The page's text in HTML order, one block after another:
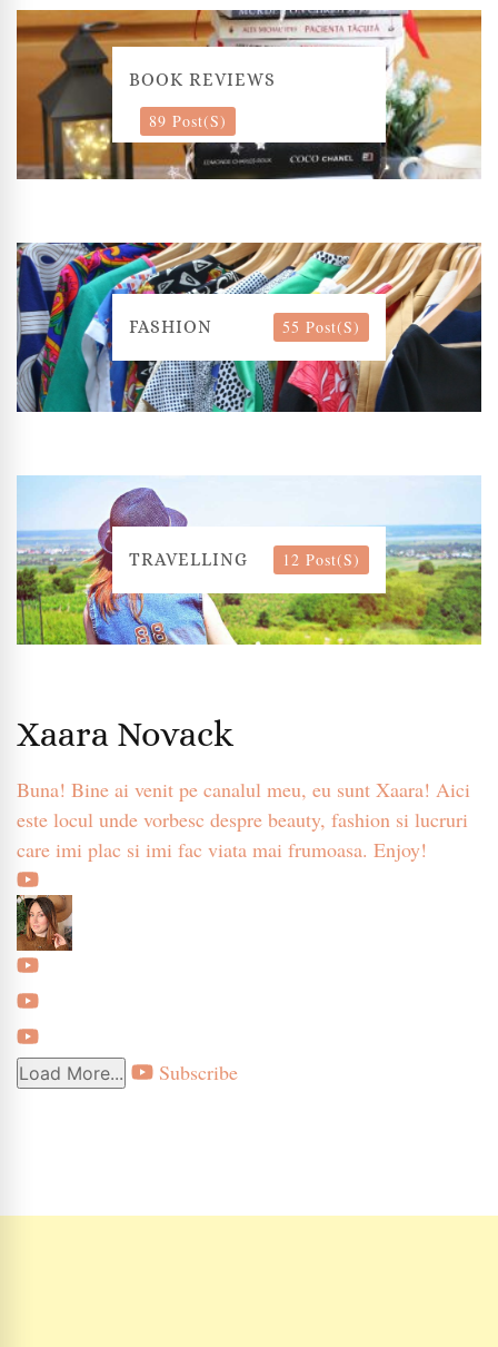
BOOK REVIEWS
89 Post(s)
FASHION 55 Post(s)
TRAVELLING 12 Post(s)
Xaara Novack
Buna! Bine ai venit pe canalul meu, eu sunt Xaara! Aici
este locul unde vorbesc despre beauty, fashion si lucruri
care imi plac si imi fac viata mai frumoasa. Enjoy!
Load More... Subscribe